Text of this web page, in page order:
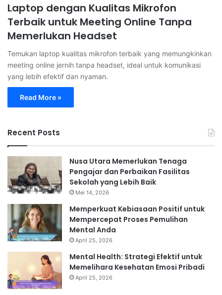
Laptop dengan Kualitas Mikrofon
Terbaik untuk Meeting Online Tanpa
Memerlukan Headset
Temukan laptop kualitas mikrofon terbaik yang memungkinkan
meeting online jernih tanpa headset, ideal untuk komunikasi
yang lebih efektif dan nyaman.
Read More »
Recent Posts
Nusa Utara Memerlukan Tenaga
Pengajar dan Perbaikan Fasilitas
Sekolah yang Lebih Baik
Mei 14, 2026
Memperkuat Kebiasaan Positif untuk
Mempercepat Proses Pemulihan
Mental Anda
April 25, 2026
Mental Health: Strategi Efektif untuk
Memelihara Kesehatan Emosi Pribadi
April 25, 2026